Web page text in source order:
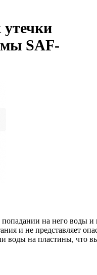
SAF-
на него воды
и не представляет
воды на пластины, что